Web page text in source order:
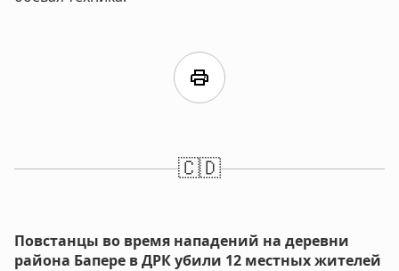
print
🇨🇩
Повстанцы во время нападений на деревни
района Бапере в ДРК убили 12 местных жителей